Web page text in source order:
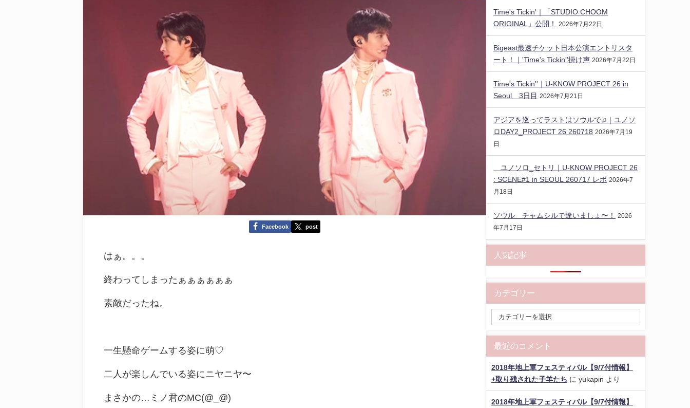
Facebook post
はぁ。。。
終わってしまったぁぁぁぁぁぁ
素敵だったね。
一生懸命ゲームする姿に萌♡
二人が楽しんでいる姿にニヤニヤ〜
まさかの…ミノ君のMC(@_@)
Time's Tickin'｜「STUDIO CHOOM
ORIGINAL」公開！
2026年7月22日
Bigeast最速チケット日本公演エントリスタ
ート！｜'Time's Tickin''掛け声 2026年7月22日
Time's Tickin''｜U-KNOW PROJECT 26 in
Seoul 3日目 2026年7月21日
アジアを巡ってラストはソウルで♫｜ユノソ
ロDAY2_PROJECT 26 260718 2026年7月19
日
ユノソロ_セトリ｜U-KNOW PROJECT 26
: SCENE#1 in SEOUL 260717 レポ 2026年7
月18日
ソウル チャムシルで逢いましょ〜！
2026
年7月17日
人気記事
カテゴリー
最近のコメント
2018年地上軍フェスティバル【9/7付情報】
+取り残された子羊たち に yukapin より
2018年地上軍フェスティバル【9/7付情報】